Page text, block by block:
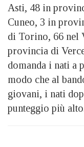
Asti, 48 in
Cuneo, 3 in
di Torino, 66 nel
provincia di
domanda i nati a
modo che al
giovani, i nati
punteggio più